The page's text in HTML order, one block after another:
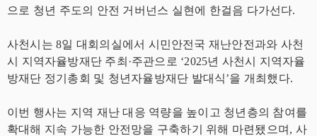
으로 청년 주도의 안전 거버넌스 실현에 한걸음 다가선다.
사천시는 8일 대회의실에서 시민안전국 재난안전과와 사천
시 지역자율방재단 주최·주관으로 ‘2025년 사천시 지역자율
방재단 정기총회 및 청년자율방재단 발대식’을 개최했다.
이번 행사는 지역 재난 대응 역량을 높이고 청년층의 참여를
확대해 지속 가능한 안전망을 구축하기 위해 마련됐으며, 사